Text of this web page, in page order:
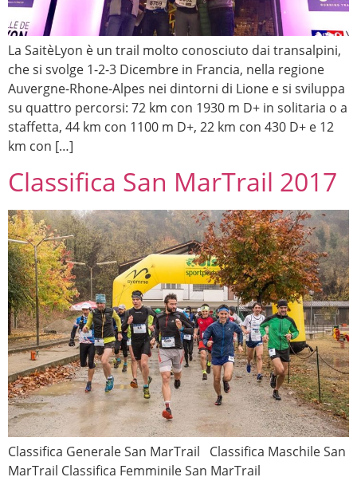
La SaitèLyon è un trail molto conosciuto dai transalpini,
che si svolge 1-2-3 Dicembre in Francia, nella regione
Auvergne-Rhone-Alpes nei dintorni di Lione e si sviluppa
su quattro percorsi: 72 km con 1930 m D+ in solitaria o a
staffetta, 44 km con 1100 m D+, 22 km con 430 D+ e 12
km con […]
Classifica San MarTrail 2017
Classifica Generale San MarTrail Classifica Maschile San
MarTrail Classifica Femminile San MarTrail